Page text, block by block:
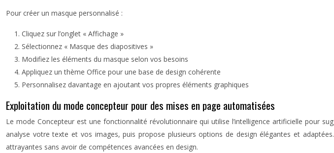
Pour créer un masque personnalisé :
Cliquez sur l’onglet « Affichage »
Sélectionnez « Masque des diapositives »
Modifiez les éléments du masque selon vos besoins
Appliquez un thème Office pour une base de design cohérente
Personnalisez davantage en ajoutant vos propres éléments graphiques
Exploitation du mode concepteur pour des mises en page automatisées
Le mode Concepteur est une fonctionnalité révolutionnaire qui utilise l’intelligence artificielle pour
analyse votre texte et vos images, puis propose plusieurs options de design élégantes et
attrayantes sans avoir de compétences avancées en design.